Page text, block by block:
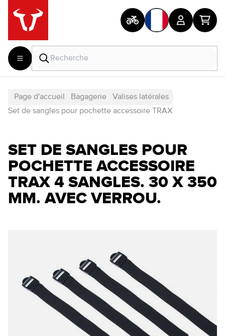
Page d'accueil Bagagerie
Valises latérales
Set de sangles pour pochette accessoire TRAX
SET DE SANGLES POUR
POCHETTE ACCESSOIRE
TRAX 4 SANGLES. 30 X 350
MM. AVEC VERROU.